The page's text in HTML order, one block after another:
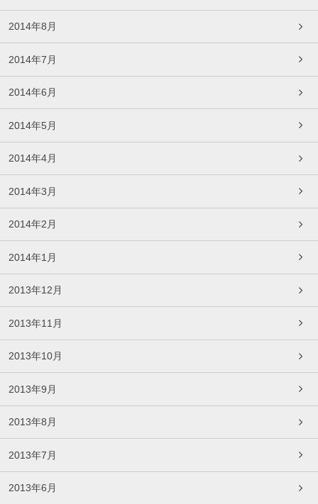
2014年8月
2014年7月
2014年6月
2014年5月
2014年4月
2014年3月
2014年2月
2014年1月
2013年12月
2013年11月
2013年10月
2013年9月
2013年8月
2013年7月
2013年6月